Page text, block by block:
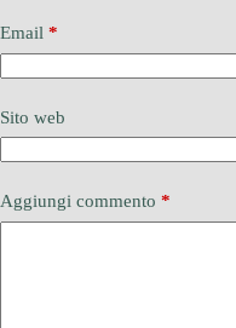
Email *
Sito web
Aggiungi commento *